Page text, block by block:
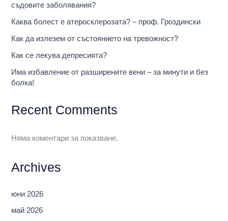
съдовите заболявания?
Каква болест е атеросклерозата? – проф. Гроздински
Как да излезем от състоянието на тревожност?
Как се лекува депресията?
Има избавление от разширените вени – за минути и без
болка!
Recent Comments
Няма коментари за показване.
Archives
юни 2026
май 2026